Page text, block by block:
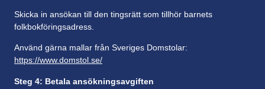
Skicka in ansökan till den tingsrätt som tillhör barnets
folkbokföringsadress.
Använd gärna mallar från Sveriges Domstolar:
https://www.domstol.se/
Steg 4: Betala ansökningsavgiften